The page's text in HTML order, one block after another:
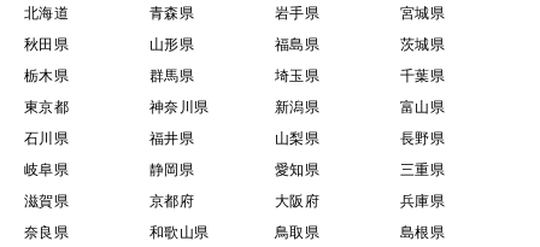
北海道 青森県 岩手県
宮城県
秋田県
山形県 福島県
茨城県
栃木県
群馬県 埼玉県
千葉県
東京都
神奈川県 新潟県
富山県
石川県
福井県 山梨県
長野県
岐阜県
静岡県 愛知県
三重県
滋賀県
京都府 大阪府
兵庫県
奈良県
和歌山県 鳥取県
島根県